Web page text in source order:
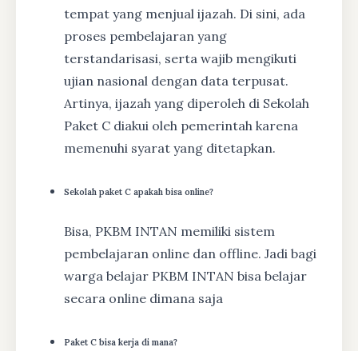
tempat yang menjual ijazah. Di sini, ada
proses pembelajaran yang
terstandarisasi, serta wajib mengikuti
ujian nasional dengan data terpusat.
Artinya, ijazah yang diperoleh di Sekolah
Paket C diakui oleh pemerintah karena
memenuhi syarat yang ditetapkan.
Sekolah paket C apakah bisa online?
Bisa, PKBM INTAN memiliki sistem
pembelajaran online dan offline. Jadi bagi
warga belajar PKBM INTAN bisa belajar
secara online dimana saja
Paket C bisa kerja di mana?